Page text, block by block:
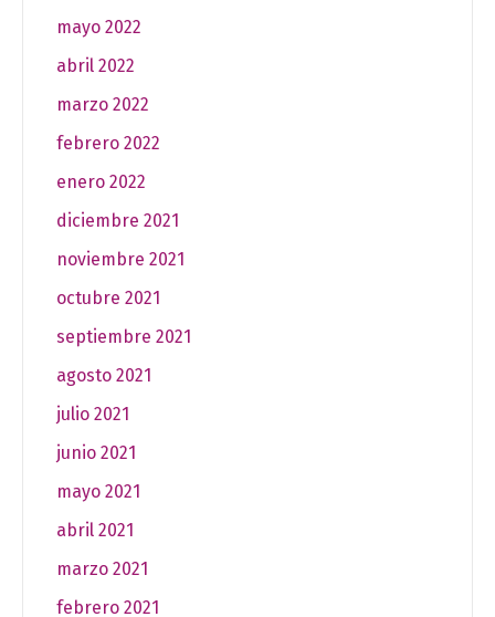
mayo 2022
abril 2022
marzo 2022
febrero 2022
enero 2022
diciembre 2021
noviembre 2021
octubre 2021
septiembre 2021
agosto 2021
julio 2021
junio 2021
mayo 2021
abril 2021
marzo 2021
febrero 2021